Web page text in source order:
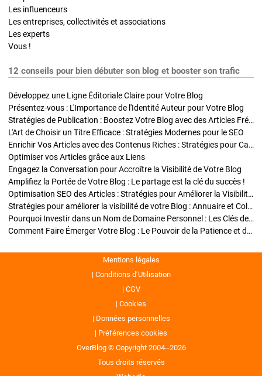
Les influenceurs
Les entreprises, collectivités et associations
Les experts
Vous !
12 conseils pour bien débuter son blog et booster son trafic
Développez une Ligne Éditoriale Claire pour Votre Blog
Présentez-vous : L'Importance de l'Identité Auteur pour Votre Blog
Stratégies de Publication : Boostez Votre Blog avec des Articles Fréquents et Exclusifs
L'Art de Choisir un Titre Efficace : Stratégies Modernes pour le SEO
Enrichir Vos Articles avec des Contenus Riches : Stratégies pour Captiver et Optimiser
Optimiser vos Articles grâce aux Liens
Engagez la Conversation pour Accroître la Visibilité de Votre Blog
Amplifiez la Portée de Votre Blog : Le partage est la clé du succès !
Optimisation SEO des Articles : Stratégies pour Améliorer la Visibilité de Votre Blog
Stratégies pour améliorer la visibilité de votre Blog : Annuaire et Collaborations
Pourquoi Investir dans un Nom de Domaine Personnel : Les Clés de la Réussite de Votre Blog
Comment Faire Émerger Votre Blog : Le Pouvoir de la Patience et de la Persévérance
Mentions légales
Conditions d’Utilisation
CGV
Cookies
Données personnelles
Préférences cookies
OverBlog © Copyright 2004--2026
Tous droits réservés